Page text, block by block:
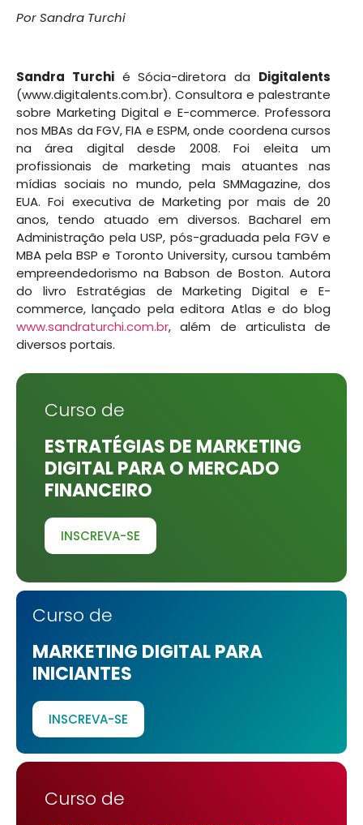
Por Sandra Turchi
Sandra Turchié Sócia-diretora da Digitalents
(www.digitalents.com.br). Consultora e palestrante
sobre Marketing Digital e E-commerce. Professora
nos MBAs da FGV, FIA e ESPM, onde coordena cursos
na área digital desde 2008. Foi eleita um
profissionais de marketing mais atuantes nas
mídias sociais no mundo, pela SMMagazine, dos
EUA. Foi executiva de Marketing por mais de 20
anos, tendo atuado em diversos. Bacharel em
Administração pela USP, pós-graduada pela FGV e
MBA pela BSP e Toronto University, cursou também
empreendedorismo na Babson de Boston. Autora
do livro Estratégias de Marketing Digital e E-
commerce, lançado pela editora Atlas e do blog
www.sandraturchi.com.br, além de articulista de
diversos portais.
Curso de
ESTRATÉGIAS DE MARKETING
DIGITAL PARA O MERCADO
FINANCEIRO
INSCREVA-SE
Curso de
MARKETING DIGITAL PARA
INICIANTES
INSCREVA-SE
Curso de